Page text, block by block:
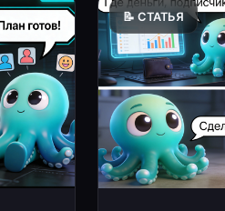
📝 СТАТЬЯ